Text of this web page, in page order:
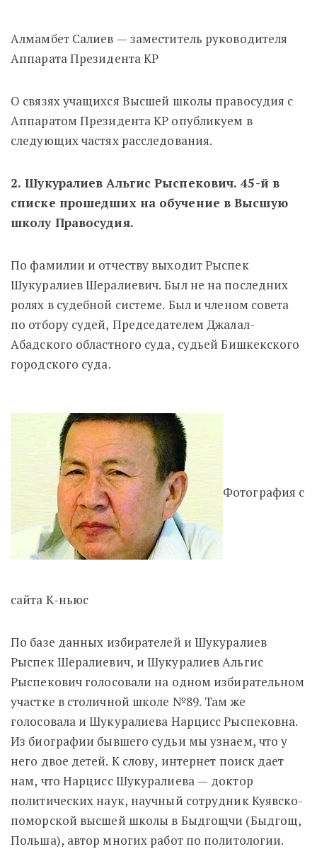
Алмамбет Салиев — заместитель руководителя
Аппарата Президента КР
О связях учащихся Высшей школы правосудия с
Аппаратом Президента КР опубликуем в
следующих частях расследования.
2. Шукуралиев Альгис Рыспекович. 45-й в
списке прошедших на обучение в Высшую
школу Правосудия.
По фамилии и отчеству выходит Рыспек
Шукуралиев Шералиевич. Был не на последних
ролях в судебной системе. Был и членом совета
по отбору судей, Председателем Джалал-
Абадского областного суда, судьей Бишкекского
городского суда.
Фотография с
сайта К-ньюс
По базе данных избирателей и Шукуралиев
Рыспек Шералиевич, и Шукуралиев Альгис
Рыспекович голосовали на одном избирательном
участке в столичной школе №89. Там же
голосовала и Шукуралиева Нарцисс Рыспековна.
Из биографии бывшего судьи мы узнаем, что у
него двое детей. К слову, интернет поиск дает
нам, что Нарцисс Шукуралиева — доктор
политических наук, научный сотрудник Куявско-
поморской высшей школы в Быдгощчи (Быдгощ,
Польша), автор многих работ по политологии.